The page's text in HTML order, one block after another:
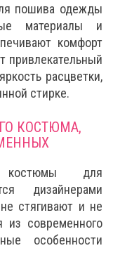
пошива одежды
материалы и
комфорт
привлекательный
расцветки,
стирке.
КОСТЮМА,
костюмы для
дизайнерами
стягивают и не
из современного
особенности